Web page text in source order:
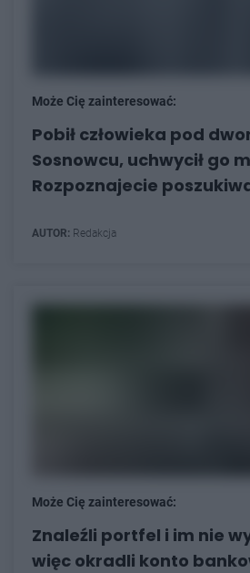
Może Cię zainteresować:
Pobił człowieka pod
Sosnowcu, uchwycił go
Rozpoznajecie
AUTOR: Redakcja
Może Cię zainteresować:
Znaleźli portfel i im nie
więc okradli konto